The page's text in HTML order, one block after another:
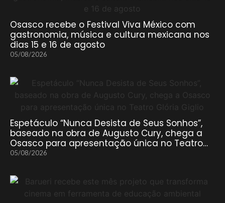
Osasco recebe o Festival Viva México com
gastronomia, música e cultura mexicana nos
dias 15 e 16 de agosto
05/08/2026
Espetáculo “Nunca Desista de Seus Sonhos”,
baseado na obra de Augusto Cury, chega a
Osasco para apresentação única no Teatro…
05/08/2026